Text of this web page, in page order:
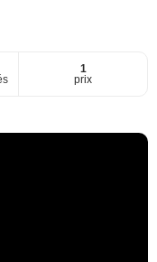
1
prix